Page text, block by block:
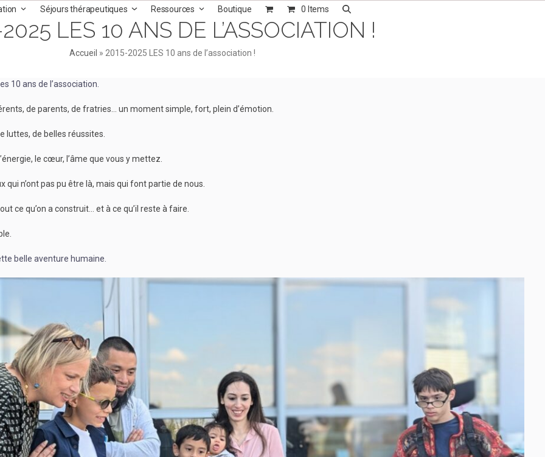
Séjours thérapeutiques Ressources Boutique 0 Items
LES 10 ANS DE L’ASSOCIATION !
Accueil » 2015-2025 LES 10 ans de l’association !
10 ans de l’association.
de parents, de fratries… un moment simple, fort, plein d’émotion.
luttes, de belles réussites.
le cœur, l’âme que vous y mettez.
qui n’ont pas pu être là, mais qui font partie de nous.
ce qu’on a construit… et à ce qu’il reste à faire.
belle aventure humaine.